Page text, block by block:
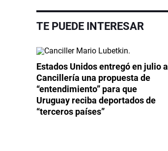
TE PUEDE INTERESAR
Estados Unidos entregó en julio a
Cancillería una propuesta de
“entendimiento” para que
Uruguay reciba deportados de
“terceros países”